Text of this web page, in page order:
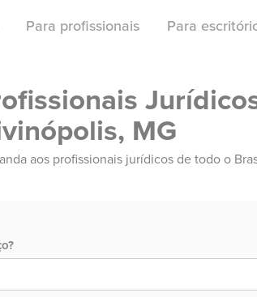
Para profissionais Para
MG
aos profissionais jurídicos de todo o